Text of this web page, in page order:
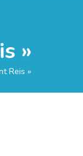
»
Reis »